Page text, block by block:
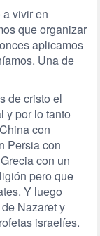
vivir en
que organizar
aplicamos
Una de
de cristo el
y por lo tanto
con
Persia con
con un
pero que
Y luego
Nazaret y
israelíes.